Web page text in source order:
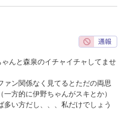
んと森泉のイチャイチャしてませ
ァン関係なく見てるとただの両思
方的に伊野ちゃんがスキとか）
い方だし、、、私だけでしょう